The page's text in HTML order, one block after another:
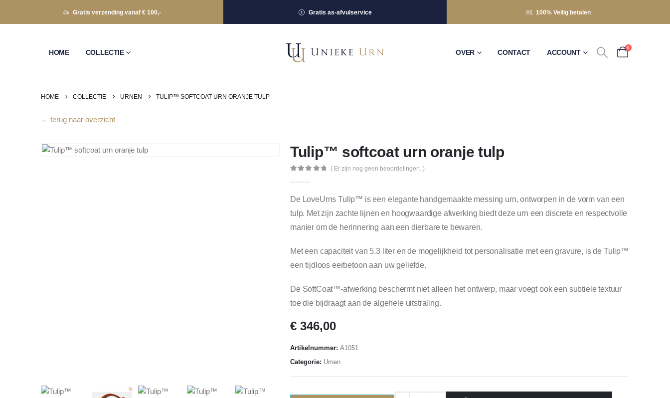
Gratis verzending vanaf € 100,- Gratis as-afvulservice 100% Veilig betalen
HOME COLLECTIE OVER CONTACT ACCOUNT
0
HOME COLLECTIE URNEN TULIP™ SOFTCOAT URN ORANJE TULP
← terug naar overzicht
Tulip™ softcoat urn oranje tulp
( Er zijn nog geen beoordelingen. )
De LoveUrns Tulip™ is een elegante handgemaakte messing urn, ontworpen in de vorm van een
tulp. Met zijn zachte lijnen en hoogwaardige afwerking biedt deze urn een discrete en respectvolle
manier om de herinnering aan een dierbare te bewaren.
Met een capaciteit van 5.3 liter en de mogelijkheid tot personalisatie met een gravure, is de Tulip™
een tijdloos eerbetoon aan uw geliefde.
De SoftCoat™️-afwerking beschermt niet alleen het ontwerp, maar voegt ook een subtiele textuur
toe die bijdraagt aan de algehele uitstraling.
€ 346,00
Artikelnummer: A1051
Categorie: Urnen